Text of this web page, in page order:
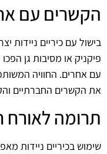
הקשרים עם
בישול עם כיריים ניידות
פיקניק או מסיבות גן
עם אחרים. החוויה
את הקשרים החברתיים
תרומה לאורח
שימוש בכיריים ניידות